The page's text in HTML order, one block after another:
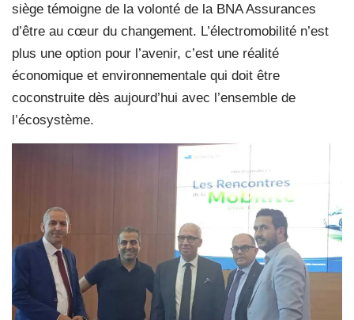
siège témoigne de la volonté de la BNA Assurances
d’être au cœur du changement. L’électromobilité n’est
plus une option pour l’avenir, c’est une réalité
économique et environnementale qui doit être
coconstruite dès aujourd’hui avec l’ensemble de
l’écosystème.